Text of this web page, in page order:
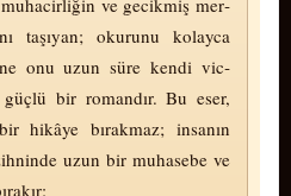
ve gecikmiş mer­
taşıyan; okurunu kolayca
onu uzun süre kendi vic­
bir romandır. Bu eser,
hikâye bırakmaz; insanın
uzun bir mu­ha­se­be ve